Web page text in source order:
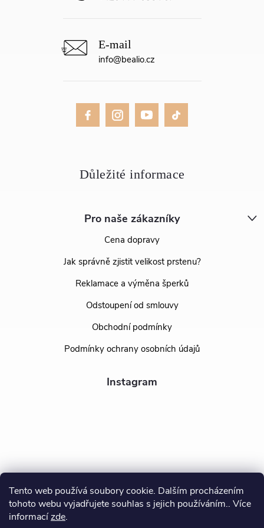
Tento web používá soubory cookie. Dalším procházením
tohoto webu vyjadřujete souhlas s jejich používáním.. Více
informacízde.
Pro naše zákazníky
Cena dopravy
Jak správně zjistit velikost prstenu?
Reklamace a výměna šperků
Odstoupení od smlouvy
Obchodní podmínky
Podmínky ochrany osobních údajů
Instagram
Sledovat na Instagramu
info@bealio.cz